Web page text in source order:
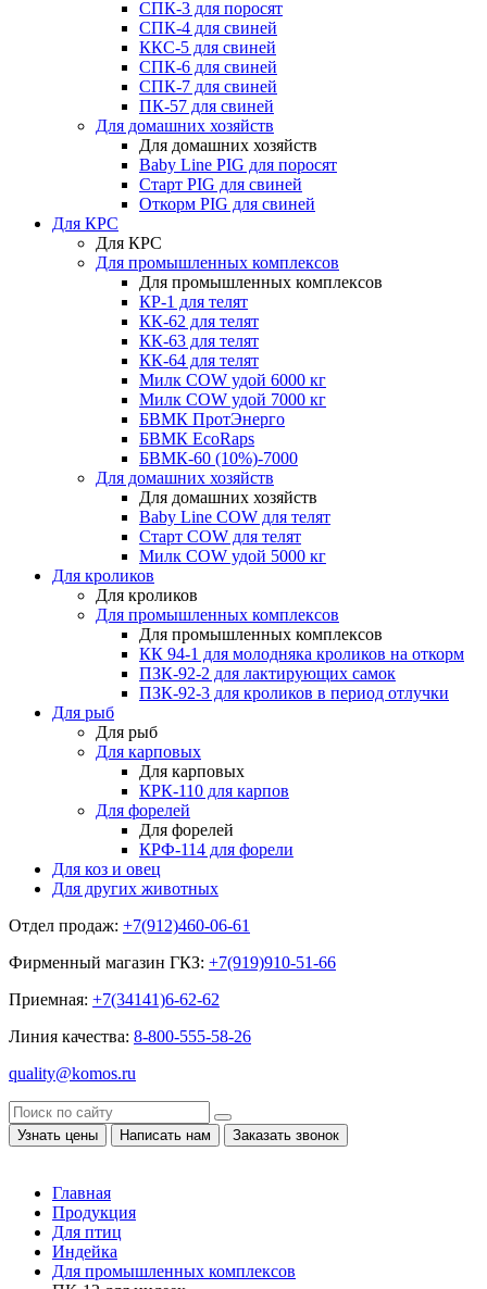
СПК-3 для поросят
СПК-4 для свиней
ККС-5 для свиней
СПК-6 для свиней
СПК-7 для свиней
ПК-57 для свиней
Для домашних хозяйств
Для домашних хозяйств
Baby Line PIG для поросят
Старт PIG для свиней
Откорм PIG для свиней
Для КРС
Для КРС
Для промышленных комплексов
Для промышленных комплексов
КР-1 для телят
КК-62 для телят
КК-63 для телят
КК-64 для телят
Милк COW удой 6000 кг
Милк COW удой 7000 кг
БВМК ПротЭнерго
БВМК EcoRaps
БВМК-60 (10%)-7000
Для домашних хозяйств
Для домашних хозяйств
Baby Line COW для телят
Старт COW для телят
Милк COW удой 5000 кг
Для кроликов
Для кроликов
Для промышленных комплексов
Для промышленных комплексов
КК 94-1 для молодняка кроликов на откорм
ПЗК-92-2 для лактирующих самок
ПЗК-92-3 для кроликов в период отлучки
Для рыб
Для рыб
Для карповых
Для карповых
КРК-110 для карпов
Для форелей
Для форелей
КРФ-114 для форели
Для коз и овец
Для других животных
Отдел продаж: +7(912)460-06-61
Фирменный магазин ГКЗ: +7(919)910-51-66
Приемная: +7(34141)6-62-62
Линия качества: 8-800-555-58-26
quality@komos.ru
Узнать цены Написать нам Заказать звонок
Главная
Продукция
Для птиц
Индейка
Для промышленных комплексов